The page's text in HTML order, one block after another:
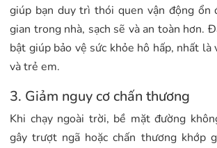
giúp bạn duy trì thói quen vận động ổn
gian trong nhà, sạch sẽ và an toàn hơn.
bật giúp bảo vệ sức khỏe hô hấp, nhất
và trẻ em.
3. Giảm nguy cơ chấn thương
Khi chạy ngoài trời, bề mặt đường
gây trượt ngã hoặc chấn thương khớp